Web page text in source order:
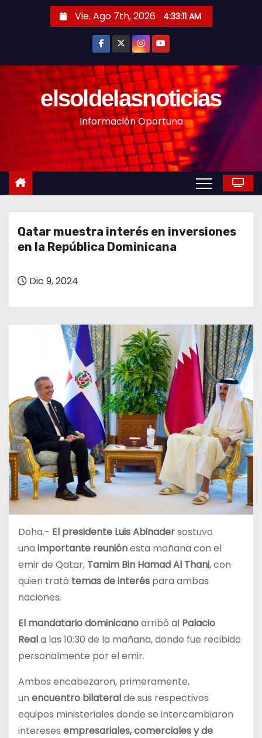
n
Vie. Ago 7th, 2026 4:33:13 AM
elsoldelasnoticias
Información Oportuna
Qatar muestra interés en inversiones
en la República Dominicana
Dic 9, 2024
Doha.- El presidente Luis Abinadersostuvo
una importante reuniónesta mañana con el
emir de Qatar, Tamim Bin Hamad Al Thani, con
quien trató temas de interés para ambas
naciones.
El mandatario dominicanoarribó al Palacio
Reala las 10:30 de la mañana, donde fue recibido
personalmente por el emir.
Ambos encabezaron, primeramente,
un encuentro bilateralde sus respectivos
equipos ministeriales donde se intercambiaron
intereses empresariales, comerciales y de